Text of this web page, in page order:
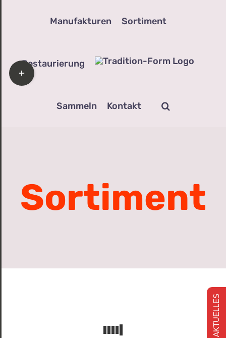
Manufakturen Sortiment
Restaurierung
Sammeln Kontakt
Sortiment
Toggle
Sliding
AKTUELLES